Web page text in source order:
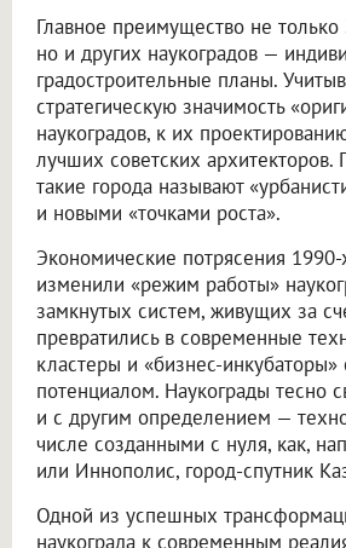
Главное преимущество не только
но и других наукоградов —
градостроительные планы.
стратегическую значимость
наукоградов, к их
лучших советских архитекторов.
такие города называют
и новыми «точками роста».
Экономические потрясения 1990-
изменили «режим работы»
замкнутых систем, живущих за
превратились в современные
кластеры и «бизнес-
потенциалом. Наукограды тесно
и с другим определением —
числе созданными с нуля, как,
или Иннополис, город-спутник
Одной из успешных
наукограда к современным